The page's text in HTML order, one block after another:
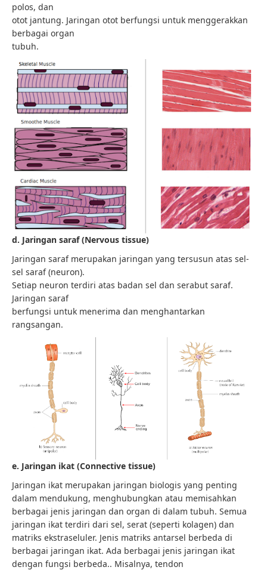
polos, dan
otot jantung. Jaringan otot berfungsi untuk menggerakkan
berbagai organ
tubuh.
d. Jaringan saraf (Nervous tissue)
Jaringan saraf merupakan jaringan yang tersusun atas sel-
sel saraf (neuron).
Setiap neuron terdiri atas badan sel dan serabut saraf.
Jaringan saraf
berfungsi untuk menerima dan menghantarkan
rangsangan.
e. Jaringan ikat (Connective tissue)
Jaringan ikat merupakan jaringan biologis yang penting
dalam mendukung, menghubungkan atau memisahkan
berbagai jenis jaringan dan organ di dalam tubuh. Semua
jaringan ikat terdiri dari sel, serat (seperti kolagen) dan
matriks ekstraseluler. Jenis matriks antarsel berbeda di
berbagai jaringan ikat. Ada berbagai jenis jaringan ikat
dengan fungsi berbeda.. Misalnya, tendon